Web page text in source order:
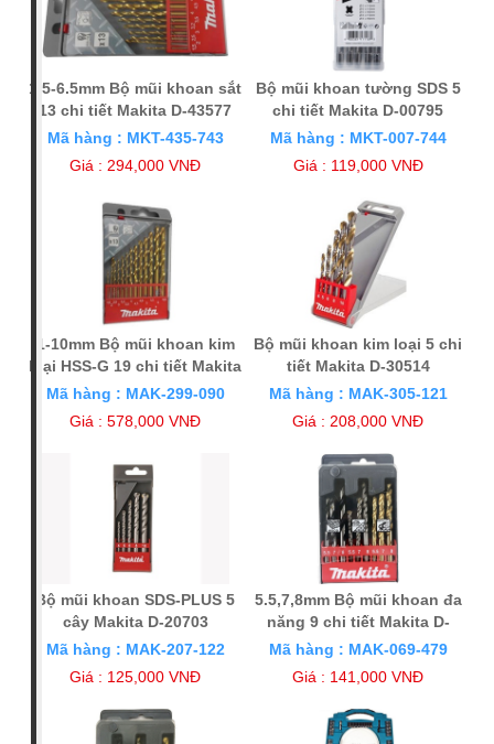
1.5-6.5mm Bộ mũi khoan sắt
13 chi tiết Makita D-43577
Mã hàng : MKT-435-743
Giá : 294,000 VNĐ
Bộ mũi khoan tường SDS 5
chi tiết Makita D-00795
Mã hàng : MKT-007-744
Giá : 119,000 VNĐ
1-10mm Bộ mũi khoan kim
loại HSS-G 19 chi tiết Makita
D-29941
Mã hàng : MAK-299-090
Giá : 578,000 VNĐ
Bộ mũi khoan kim loại 5 chi
tiết Makita D-30514
Mã hàng : MAK-305-121
Giá : 208,000 VNĐ
Bộ mũi khoan SDS-PLUS 5
cây Makita D-20703
Mã hàng : MAK-207-122
Giá : 125,000 VNĐ
5.5,7,8mm Bộ mũi khoan đa
năng 9 chi tiết Makita D-
30069
Mã hàng : MAK-069-479
Giá : 141,000 VNĐ